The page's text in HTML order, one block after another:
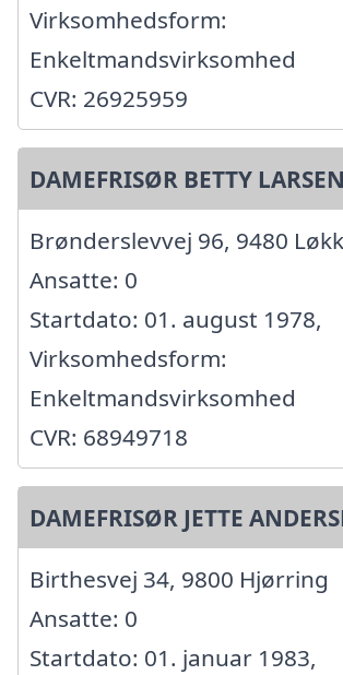
Virksomhedsform:
Enkeltmandsvirksomhed
CVR: 26925959
DAMEFRISØR BETTY LARSEN
Brønderslevvej 96, 9480
Ansatte: 0
Startdato: 01. august 1978,
Virksomhedsform:
Enkeltmandsvirksomhed
CVR: 68949718
DAMEFRISØR JETTE
Birthesvej 34, 9800 Hjørring
Ansatte: 0
Startdato: 01. januar 1983,